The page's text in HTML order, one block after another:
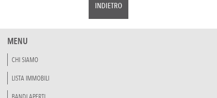
INDIETRO
MENU
CHI SIAMO
LISTA IMMOBILI